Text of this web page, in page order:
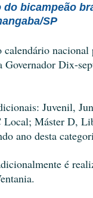
bicampeão
SP
nacional
Dix-
Juvenil,
Máster D,
ano desta
é